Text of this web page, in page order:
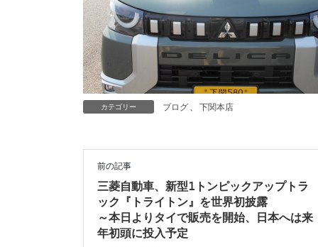
カテゴリー ブログ 下関本店
前の記事
三菱自動車、新型1トンピックアップトラ
ック『トライトン』を世界初披露
～本日よりタイで販売を開始、日本へは来
年初頭に投入予定